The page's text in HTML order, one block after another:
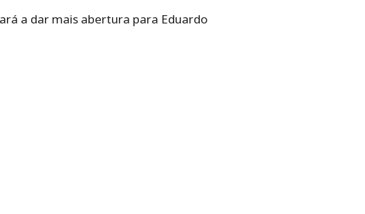
a dar mais abertura para Eduardo